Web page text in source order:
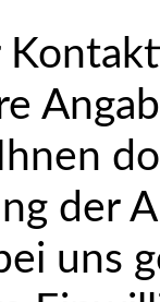
der
uns